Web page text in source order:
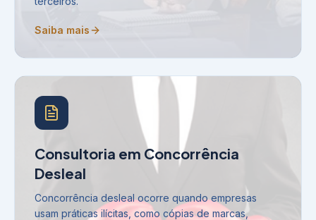
Saiba mais
Consultoria em Concorrência
Desleal
Concorrência desleal ocorre quando empresas
usam práticas ilícitas, como cópias de marcas,